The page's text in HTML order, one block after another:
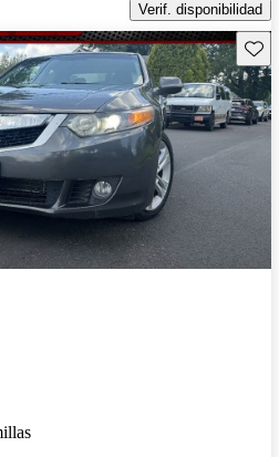
Verif. disponibilidad